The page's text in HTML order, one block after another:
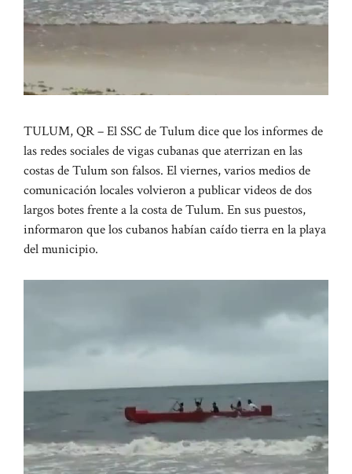
TULUM, QR – El SSC de Tulum dice que los informes de
las redes sociales de vigas cubanas que aterrizan en las
costas de Tulum son falsos. El viernes, varios medios de
comunicación locales volvieron a publicar videos de dos
largos botes frente a la costa de Tulum. En sus puestos,
informaron que los cubanos habían caído tierra en la playa
del municipio.